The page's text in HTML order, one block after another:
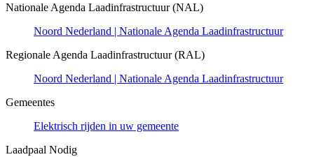
Nationale Agenda Laadinfrastructuur (NAL)
Noord Nederland | Nationale Agenda Laadinfrastructuur
Regionale Agenda Laadinfrastructuur (RAL)
Noord Nederland | Nationale Agenda Laadinfrastructuur
Gemeentes
Elektrisch rijden in uw gemeente
Laadpaal Nodig